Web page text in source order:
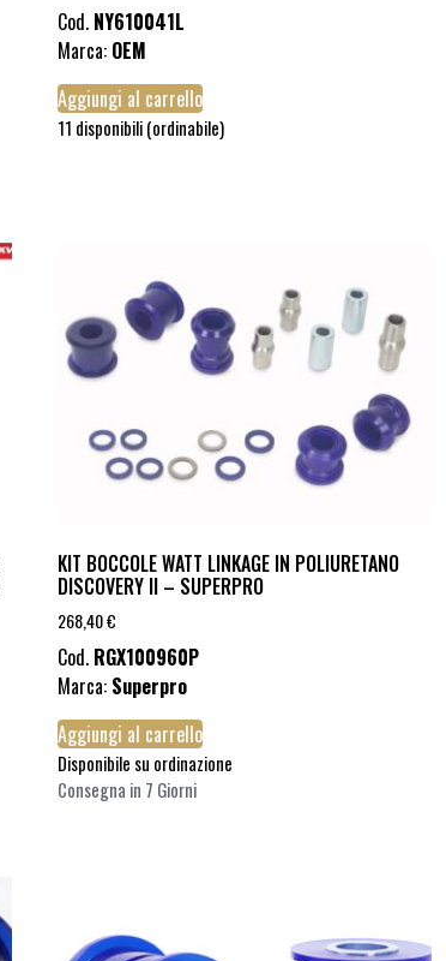
Cod. NY610041L
Marca: OEM
Aggiungi al carrello
11 disponibili (ordinabile)
KIT BOCCOLE WATT LINKAGE IN POLIURETANO
DISCOVERY II – SUPERPRO
268,40€
Cod. RGX100960P
Marca: Superpro
Aggiungi al carrello
Disponibile su ordinazione
Consegna in 7 Giorni